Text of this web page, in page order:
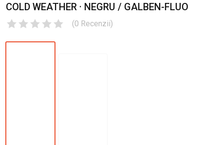
COLD WEATHER · NEGRU / GALBEN-FLUO
(0 Recenzii)